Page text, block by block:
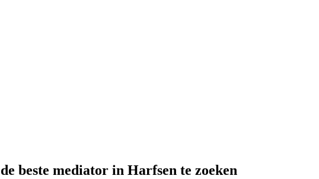
beste mediator in Harfsen te zoeken